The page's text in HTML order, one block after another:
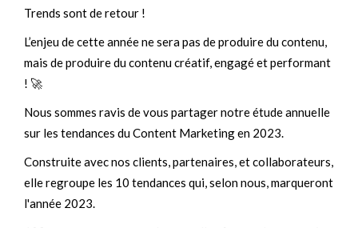
Trends sont de retour !
L’enjeu de cette année ne sera pas de produire du contenu,
mais de produire du contenu créatif, engagé et performant
! 🚀
Nous sommes ravis de vous partager notre étude annuelle
sur les tendances du Content Marketing en 2023.
Construite avec nos clients, partenaires, et collaborateurs,
elle regroupe les 10 tendances qui, selon nous, marqueront
l'année 2023.